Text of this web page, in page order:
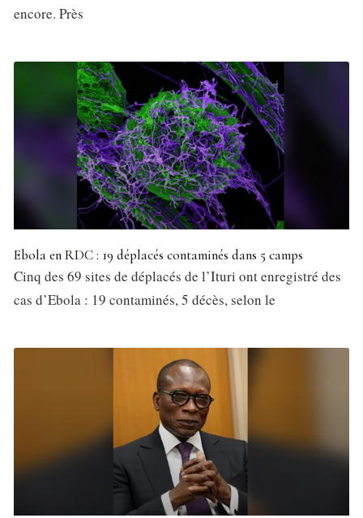
encore. Près
Ebola en RDC : 19 déplacés contaminés dans 5 camps
Cinq des 69 sites de déplacés de l’Ituri ont enregistré des
cas d’Ebola : 19 contaminés, 5 décès, selon le